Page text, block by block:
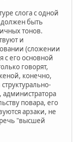
слога с одной
должен быть
тонов.
и
(сложении
с его основной
говорят,
конечно,
администратора
повара, его
арзаки, не
"высшей